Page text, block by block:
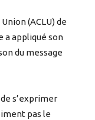
(ACLU) de
a appliqué son
du message
s’exprimer
pas le